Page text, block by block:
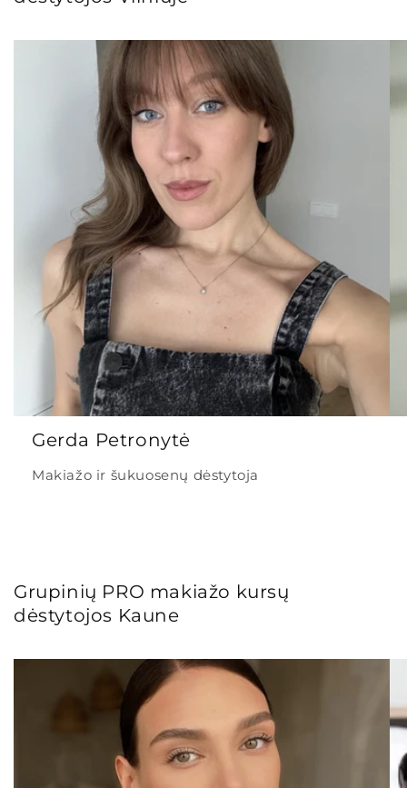
Gerda Petronytė
Makiažo ir šukuosenų dėstytoja
Grupinių PRO makiažo kursų
dėstytojos Kaune